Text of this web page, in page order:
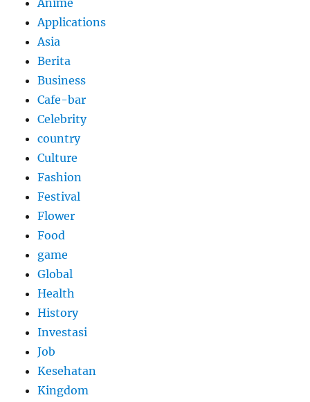
Anime
Applications
Asia
Berita
Business
Cafe-bar
Celebrity
country
Culture
Fashion
Festival
Flower
Food
game
Global
Health
History
Investasi
Job
Kesehatan
Kingdom